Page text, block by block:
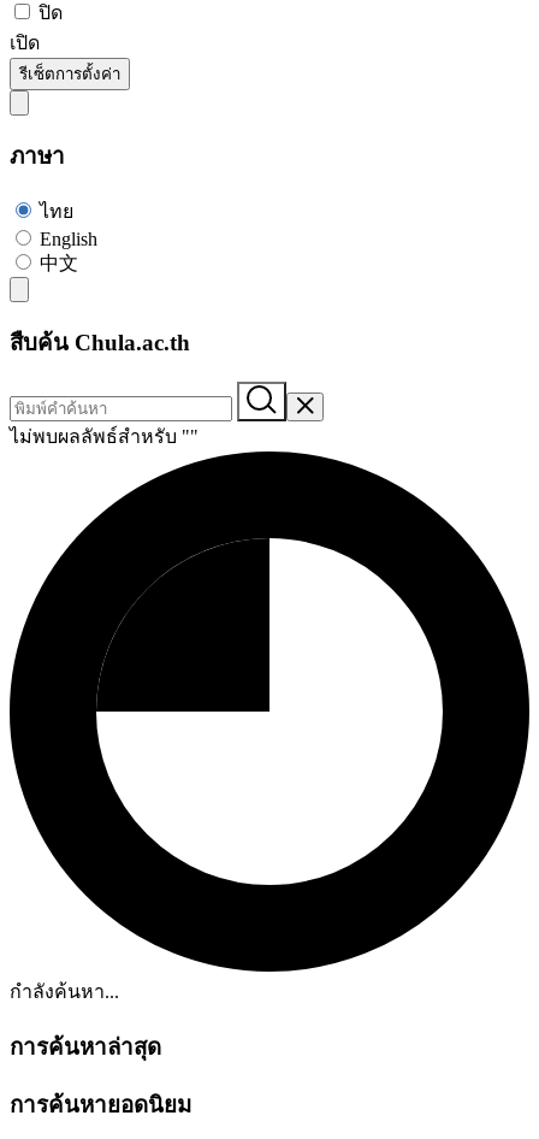
ปิด
เปิด
รีเซ็ตการตั้งค่า
ภาษา
ไทย
English
中文
สืบค้น Chula.ac.th
ไม่พบผลลัพธ์สำหรับ ""
กำลังค้นหา...
การค้นหาล่าสุด
การค้นหายอดนิยม